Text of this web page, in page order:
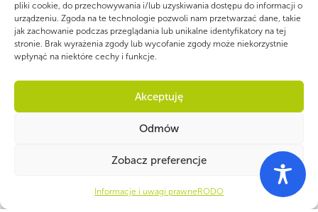
pliki cookie, do przechowywania i/lub uzyskiwania dostępu do informacji o
urządzeniu. Zgoda na te technologie pozwoli nam przetwarzać dane, takie
jak zachowanie podczas przeglądania lub unikalne identyfikatory na tej
stronie. Brak wyrażenia zgody lub wycofanie zgody może niekorzystnie
wpłynąć na niektóre cechy i funkcje.
Akceptuję
Odmów
Zobacz preferencje
Informacje i uwagi prawne RODO